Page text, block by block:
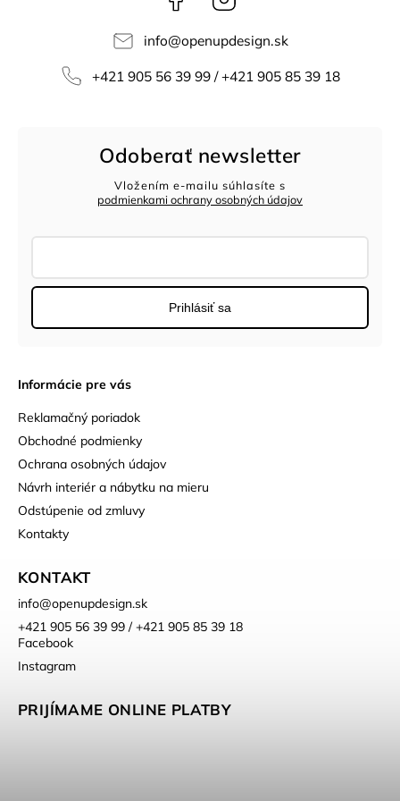
info@openupdesign.sk
+421 905 56 39 99 / +421 905 85 39 18
Informácie pre vás
Reklamačný poriadok
Obchodné podmienky
Ochrana osobných údajov
Návrh interiér a nábytku na mieru
Odstúpenie od zmluvy
Kontakty
KONTAKT
info@openupdesign.sk
+421 905 56 39 99 / +421 905 85 39 18
Facebook
Instagram
PRIJÍMAME ONLINE PLATBY
Odoberať newsletter
Vložením e-mailu súhlasíte s
podmienkami ochrany osobných údajov
Prihlásiť sa